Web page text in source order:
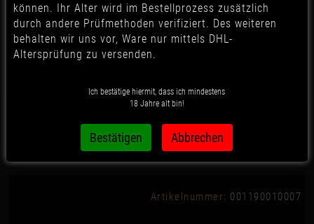
Juicy Jays - King Size
Liquorice Flavour
Artikelnummer: 001190010007
können. Ihr Alter wird im Bestellprozess zusätzlich
durch andere Prüfmethoden verifiziert. Des weiteren
behalten wir uns vor, Ware nur mittels DHL-
Altersprüfung zu versenden.
Ich bestätige hiermit, dass ich mindestens
18 Jahre alt bin!